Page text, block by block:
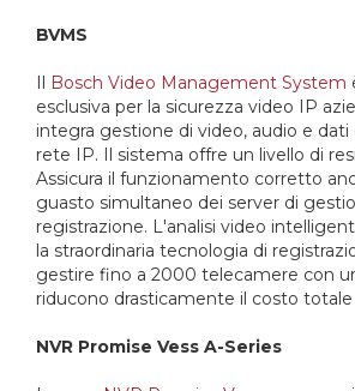
BVMS
Bosch Video Management System
esclusiva per la sicurezza video IP
integra gestione di video, audio e dati
rete IP. Il sistema offre un livello di
Assicura il funzionamento corretto
guasto simultaneo dei server di
registrazione. L'analisi video
la straordinaria tecnologia di
gestire fino a 2000 telecamere con
riducono drasticamente il costo totale
NVR Promise Vess A-Series